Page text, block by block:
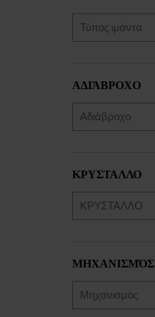
ΑΔΙΆΒΡΟΧΟ
ΚΡΥΣΤΑΛΛΟ
ΜΗΧΑΝΙΣΜΌΣ